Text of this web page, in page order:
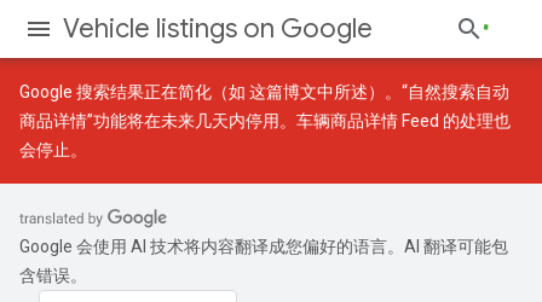
Vehicle listings on Google
Google 搜索结果正在简化（如 这篇博文中所述）。“自然搜索自动
商品详情”功能将在未来几天内停用。车辆商品详情 Feed 的处理也
会停止。
Google 会使用 AI 技术将内容翻译成您偏好的语言。AI 翻译可能包
含错误。